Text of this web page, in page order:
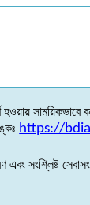
হওয়ায় সাময়িকভাবে
https://
এবং সংশ্লিষ্ট